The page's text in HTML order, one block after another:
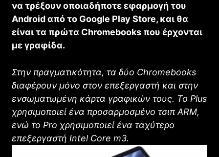
να τρέξουν οποιαδήποτε εφαρμογή του
Android από το Google Play Store, και θα
είναι τα πρώτα Chromebooks που έρχονται
με γραφίδα.
Στην πραγματικότητα, τα δύο Chromebooks
διαφέρουν μόνο στον επεξεργαστή και στην
ενσωματωμένη κάρτα γραφικών τους. Το Plus
χρησιμοποιεί ένα προσαρμοσμένο τσιπ ARM,
ενώ το Pro χρησιμοποιεί ένα ταχύτερο
επεξεργαστή Intel Core m3.